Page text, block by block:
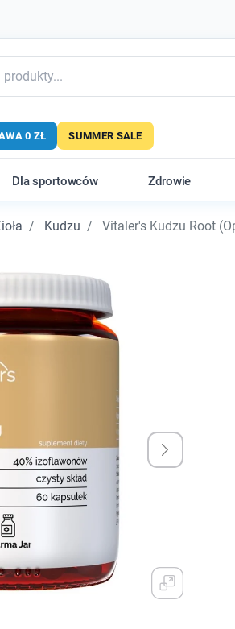
0 ZŁ SUMMER SALE
Dla sportowców Zdrowie
Kudzu Vitaler's Kudzu Root